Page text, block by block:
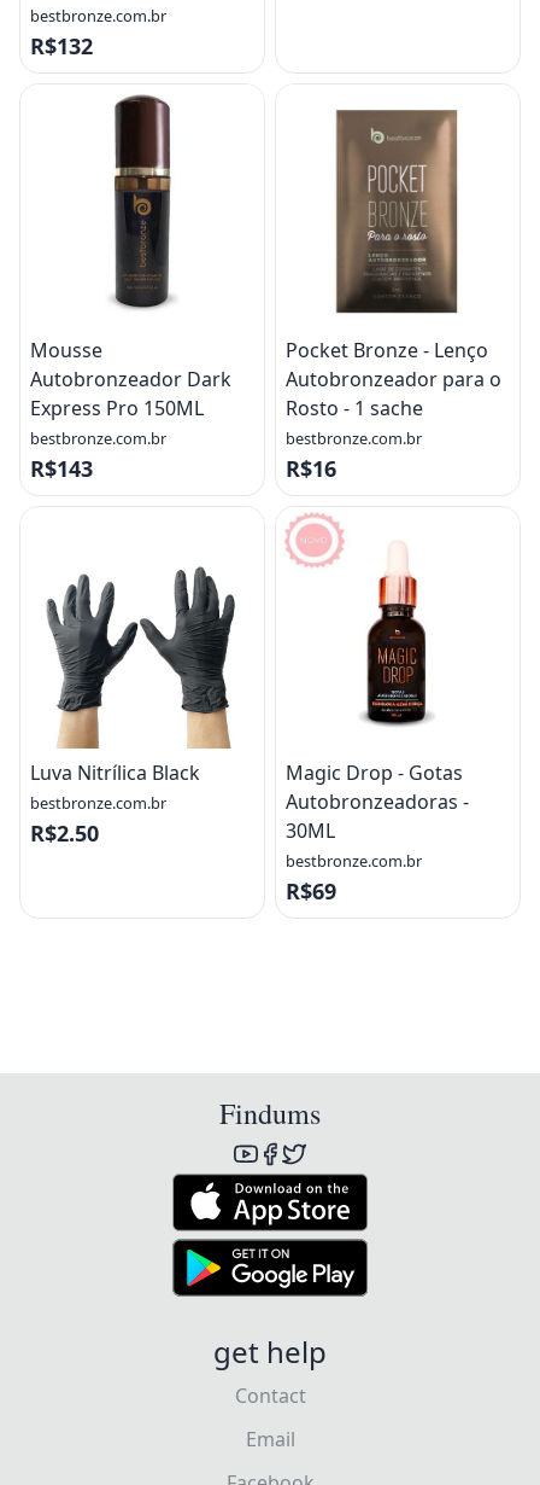
bestbronze.com.br
R$132
Mousse
Autobronzeador Dark
Express Pro 150ML
bestbronze.com.br
R$143
Pocket Bronze - Lenço
Autobronzeador para o
Rosto - 1 sache
bestbronze.com.br
R$16
Luva Nitrílica Black
bestbronze.com.br
R$2.50
Magic Drop - Gotas
Autobronzeadoras -
30ML
bestbronze.com.br
R$69
Findums
get help
Contact
Email